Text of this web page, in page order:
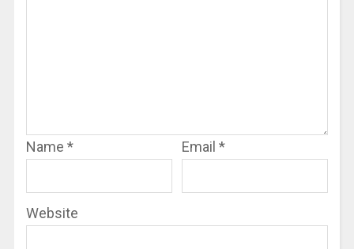
Name * Email *
Website